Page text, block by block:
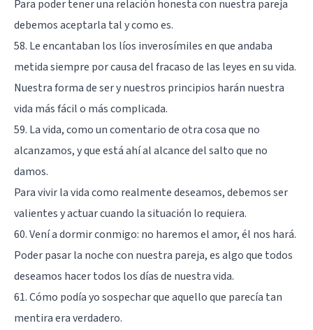
Para poder tener una relación honesta con nuestra pareja
debemos aceptarla tal y como es.
58. Le encantaban los líos inverosímiles en que andaba
metida siempre por causa del fracaso de las leyes en su vida.
Nuestra forma de ser y nuestros principios harán nuestra
vida más fácil o más complicada.
59. La vida, como un comentario de otra cosa que no
alcanzamos, y que está ahí al alcance del salto que no
damos.
Para vivir la vida como realmente deseamos, debemos ser
valientes y actuar cuando la situación lo requiera.
60. Vení a dormir conmigo: no haremos el amor, él nos hará.
Poder pasar la noche con nuestra pareja, es algo que todos
deseamos hacer todos los días de nuestra vida.
61. Cómo podía yo sospechar que aquello que parecía tan
mentira era verdadero.